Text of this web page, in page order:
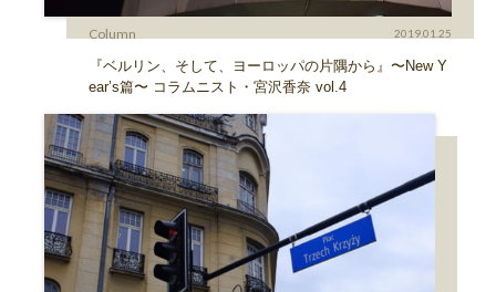
Column 2019.01.25
『ベルリン、そして、ヨーロッパの片隅から』〜New Y
ear’s篇〜 コラムニスト・宮沢香奈 vol.4